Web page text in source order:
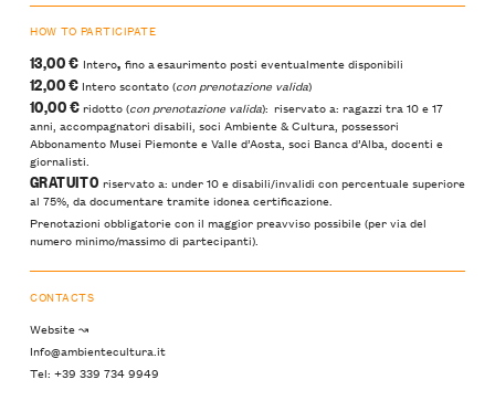
HOW TO PARTICIPATE
13,00 € Intero, fino a esaurimento posti eventualmente disponibili
12,00 € Intero scontato (con prenotazione valida)
10,00 €ridotto (con prenotazione valida): riservato a: ragazzi tra 10 e 17
anni, accompagnatori disabili, soci Ambiente & Cultura, possessori
Abbonamento Musei Piemonte e Valle d’Aosta, soci Banca d’Alba, docenti e
giornalisti.
GRATUITO riservato a: under 10 e disabili/invalidi con percentuale superiore
al 75%, da documentare tramite idonea certificazione.
Prenotazioni obbligatorie con il maggior preavviso possibile (per via del
numero minimo/massimo di partecipanti).
CONTACTS
Website ↝
Info@ambientecultura.it
Tel: +39 339 734 9949